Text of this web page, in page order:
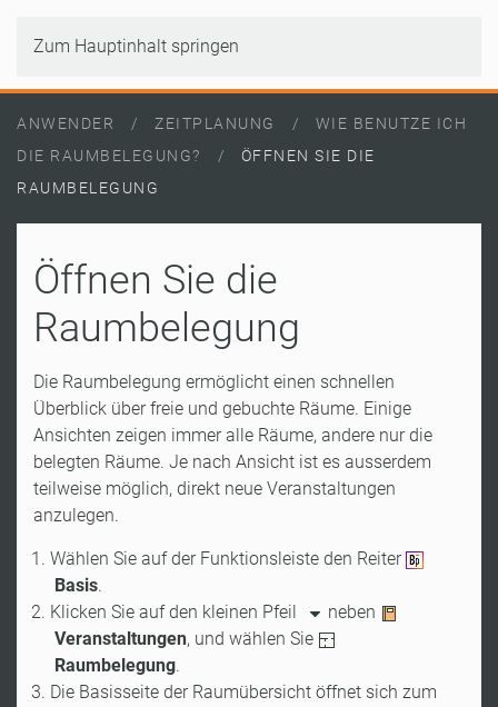
Zum Hauptinhalt springen
ANWENDER ZEITPLANUNG
WIE BENUTZE ICH
DIE RAUMBELEGUNG?
ÖFFNEN SIE DIE
RAUMBELEGUNG
Öffnen Sie die
Raumbelegung
Die Raumbelegung ermöglicht einen schnellen
Überblick über freie und gebuchte Räume. Einige
Ansichten zeigen immer alle Räume, andere nur die
belegten Räume. Je nach Ansicht ist es ausserdem
teilweise möglich, direkt neue Veranstaltungen
anzulegen.
Wählen Sie auf der Funktionsleiste den Reiter
Basis.
Klicken Sie auf den kleinen Pfeil
neben
Veranstaltungen, und wählen Sie
Raumbelegung.
Die Basisseite der Raumübersicht öffnet sich zum